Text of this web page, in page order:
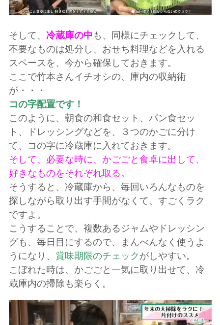
そして、 冷蔵庫の中も、同様にチェックして、
不要なものは処分し、おせち料理などを入れる
スペースを、今から確保しておきます。
ここで竹本さんイチオシの、庫内の収納術
が・・・
コの字配置です！
このように、朝食の和食セット、パン食セッ
ト、ドレッシングなどを、３つのかごに分け
て、コの字に冷蔵庫に入れておきます。
そして、必要な時に、かごごと食卓に出して、
好きなものをそれぞれ取る。
そうすると、冷蔵庫から、毎回いろんなものを
探しながら取り出す手間がなくて、すごくラク
ですよ。
こうすることで、複数あるジャムやドレッシン
グも、毎日目にするので、まんべんなく使うよ
うになり、 賞味期限のチェックがしやすい。
こぼれた時は、かごごと一気に取り出せて、冷
蔵庫内の掃除も楽らく。